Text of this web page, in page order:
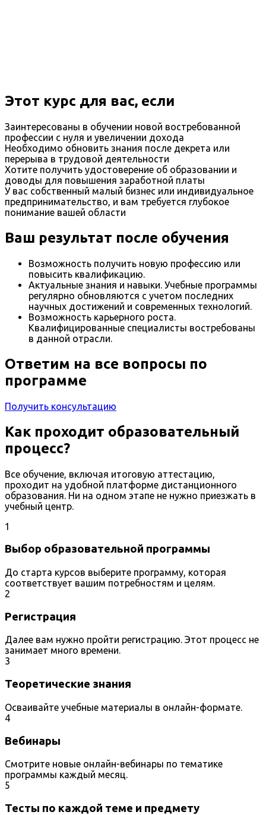
Этот курс для вас, если
Заинтересованы в обучении новой востребованной
профессии с нуля и увеличении дохода
Необходимо обновить знания после декрета или
перерыва в трудовой деятельности
Хотите получить удостоверение об образовании и
доводы для повышения заработной платы
У вас собственный малый бизнес или индивидуальное
предпринимательство, и вам требуется глубокое
понимание вашей области
Ваш результат после обучения
Возможность получить новую профессию или
повысить квалификацию.
Актуальные знания и навыки. Учебные программы
регулярно обновляются с учетом последних
научных достижений и современных технологий.
Возможность карьерного роста.
Квалифицированные специалисты востребованы
в данной отрасли.
Ответим на все вопросы по
программе
Получить консультацию
Как проходит образовательный
процесс?
Все обучение, включая итоговую аттестацию,
проходит на удобной платформе дистанционного
образования. Ни на одном этапе не нужно приезжать в
учебный центр.
1
Выбор образовательной программы
До старта курсов выберите программу, которая
соответствует вашим потребностям и целям.
2
Регистрация
Далее вам нужно пройти регистрацию. Этот процесс не
занимает много времени.
3
Теоретические знания
Осваивайте учебные материалы в онлайн-формате.
4
Вебинары
Смотрите новые онлайн-вебинары по тематике
программы каждый месяц.
5
Тесты по каждой теме и предмету